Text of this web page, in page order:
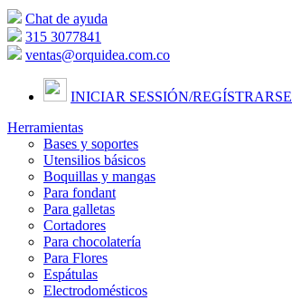
Chat de ayuda
315 3077841
ventas@orquidea.com.co
INICIAR SESSIÓN/REGÍSTRARSE
Herramientas
Bases y soportes
Utensilios básicos
Boquillas y mangas
Para fondant
Para galletas
Cortadores
Para chocolatería
Para Flores
Espátulas
Electrodomésticos